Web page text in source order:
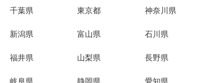
千葉県 東京都 神奈川県
新潟県 富山県 石川県
福井県 山梨県 長野県